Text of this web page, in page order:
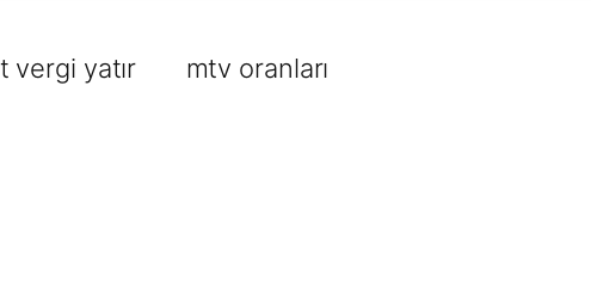
vergi yatır mtv oranları